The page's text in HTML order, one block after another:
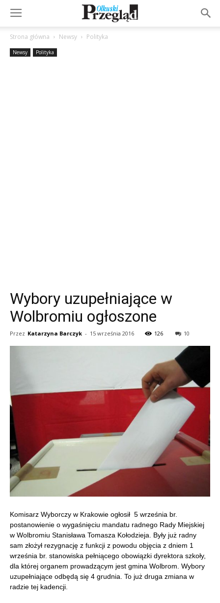
Strona główna Newsy Polityka
Newsy Polityka
Wybory uzupełniające w
Wolbromiu ogłoszone
Przez Katarzyna Barczyk - 15 września 2016 126 10
Komisarz Wyborczy w Krakowie ogłosił 5 września br.
postanowienie o wygaśnięciu mandatu radnego Rady Miejskiej
w Wolbromiu Stanisława Tomasza Kołodzieja. Były już radny
sam złożył rezygnację z funkcji z powodu objęcia z dniem 1
września br. stanowiska pełniącego obowiązki dyrektora szkoły,
dla której organem prowadzącym jest gmina Wolbrom. Wybory
uzupełniające odbędą się 4 grudnia. To już druga zmiana w
radzie tej kadencji.